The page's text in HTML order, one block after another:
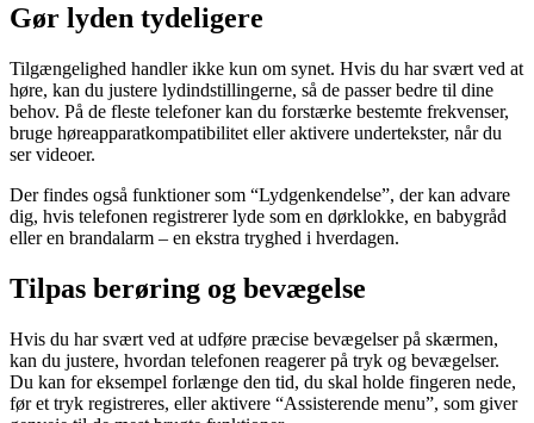
Gør lyden tydeligere
Tilgængelighed handler ikke kun om synet. Hvis du har svært ved at
høre, kan du justere lydindstillingerne, så de passer bedre til dine
behov. På de fleste telefoner kan du forstærke bestemte frekvenser,
bruge høreapparatkompatibilitet eller aktivere undertekster, når du
ser videoer.
Der findes også funktioner som “Lydgenkendelse”, der kan advare
dig, hvis telefonen registrerer lyde som en dørklokke, en babygråd
eller en brandalarm – en ekstra tryghed i hverdagen.
Tilpas berøring og bevægelse
Hvis du har svært ved at udføre præcise bevægelser på skærmen,
kan du justere, hvordan telefonen reagerer på tryk og bevægelser.
Du kan for eksempel forlænge den tid, du skal holde fingeren nede,
før et tryk registreres, eller aktivere “Assisterende menu”, som giver